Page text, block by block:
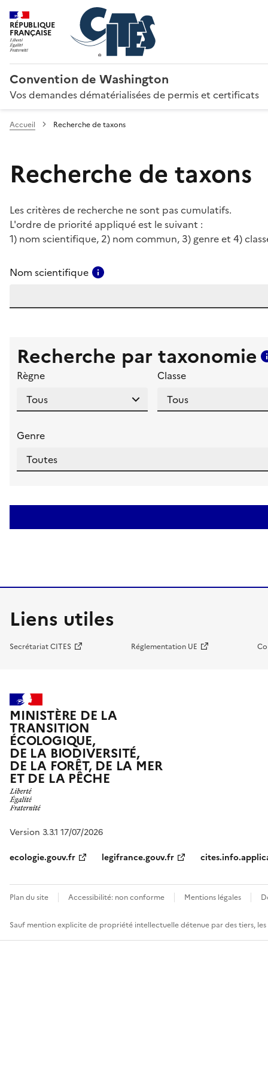
RÉPUBLIQUE
FRANÇAISE
Convention de Washington
Vos demandes dématérialisées de permis et certificats
Accueil Recherche de taxons
Recherche de taxons
Les critères de recherche ne sont pas cumulatifs.
L'ordre de priorité appliqué est le suivant :
1) nom scientifique, 2) nom commun, 3) genre et 4)
Nom scientifique
Recherche par taxonomie
Règne Classe
Genre
Liens utiles
Secrétariat CITES Réglementation UE
MINISTÈRE DE LA
TRANSITION
ÉCOLOGIQUE,
DE LA BIODIVERSITÉ,
DE LA FORÊT, DE LA MER
ET DE LA PÊCHE
Version 3.3.1 17/07/2026
ecologie.gouv.fr
legifrance.gouv.fr
Plan du site Accessibilité: non conforme Mentions légales
Sauf mention explicite de propriété intellectuelle détenue par des tiers,